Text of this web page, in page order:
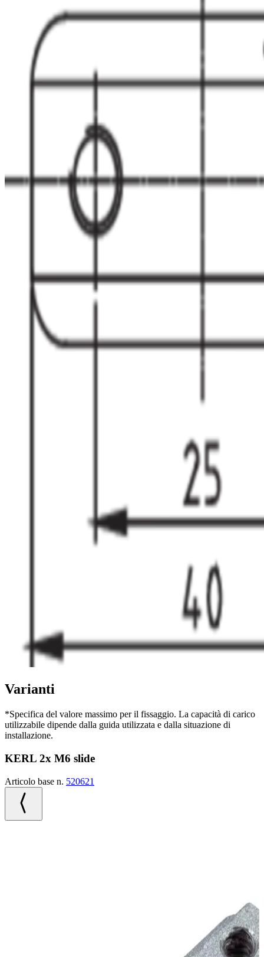
Varianti
*Specifica del valore massimo per il fissaggio. La capacità di carico
utilizzabile dipende dalla guida utilizzata e dalla situazione di
installazione.
KERL 2x M6 slide
Articolo base n. 520621